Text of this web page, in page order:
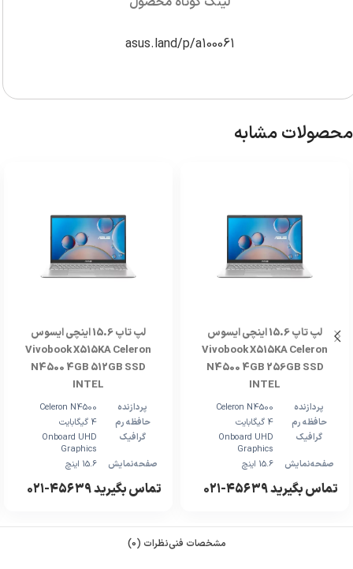
asus.land/p/a100061
محصولات مشابه
لپ تاپ 15.6 اینچی ایسوس
Vivobook X515KA Celeron
N4500 4GB 256GB SSD
INTEL
پردازنده
Celeron N4500
حافظه رم
4 گیگابایت
گرافیک
Onboard UHD
Graphics
صفحه‌نمایش
15.6 اینچ
تماس بگیرید ۴۵۶۳۹-۰۲۱
لپ تاپ 15.6 اینچی ایسوس
Vivobook X515KA Celeron
N4500 4GB 512GB SSD
INTEL
پردازنده
Celeron N4500
حافظه رم
4 گیگابایت
گرافیک
Onboard UHD
Graphics
صفحه‌نمایش
15.6 اینچ
تماس بگیرید ۴۵۶۳۹-۰۲۱
مشخصات فنینظرات (0)